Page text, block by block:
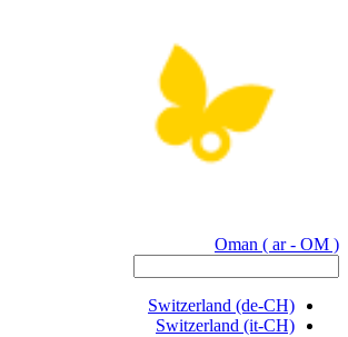
Oman ( ar - OM )
Switzerland (de-CH)
Switzerland (it-CH)